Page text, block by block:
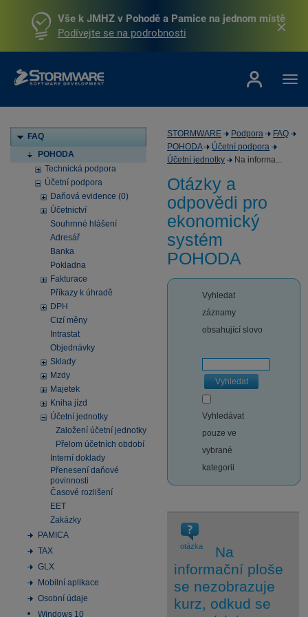
Vše k JMHZ v Pohodě a Pamice na jednom místě
Podívejte se na podrobnosti
FAQ
POHODA
Technická podpora
Účetní podpora
Daňová evidence (0)
Účetnictví
Souhrnné hlášení
Adresář
Banka
Pokladna
Fakturace
Příkazy k úhradě
DPH
Cizí měny
Intrastat
Objednávky
Sklady
Mzdy
Majetek
Kniha jízd
Účetní jednotky
Založení účetní jednotky
Přelom účetních období
Interní doklady
Přenesení daňové
povinnosti
Časové rozlišení
EET
Zakázky
PAMICA
TAX
GLX
Mobilní aplikace
Osobní údaje
Windows 10
STORMWARE Podpora
FAQ
POHODA
Účetní podpora
Účetní jednotky
Na informa...
Otázky a
odpovědi pro
ekonomický
systém
POHODA
Vyhledat
záznamy
obsahující slovo
Vyhledat
Vyhledávat
pouze ve
vybrané
kategorii
otázka
Na
informační ploše
se nezobrazuje
kurz, odkud se